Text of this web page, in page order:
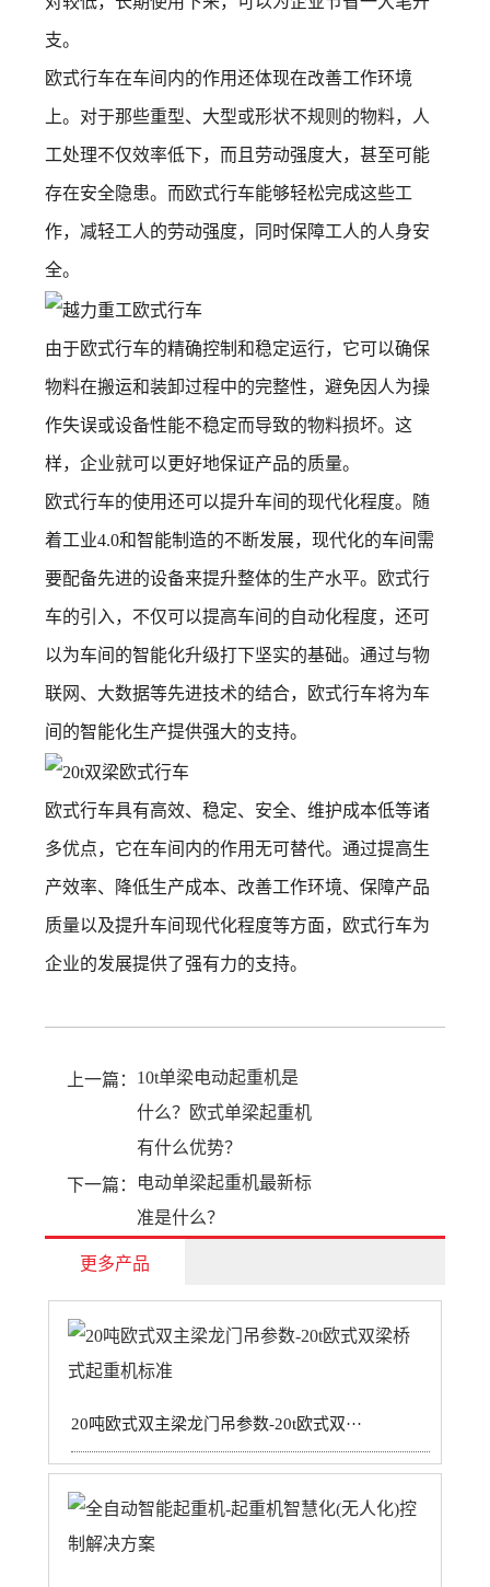
支。
欧式行车在车间内的作用还体现在改善工作环境
上。对于那些重型、大型或形状不规则的物料，人
工处理不仅效率低下，而且劳动强度大，甚至可能
存在安全隐患。而欧式行车能够轻松完成这些工
作，减轻工人的劳动强度，同时保障工人的人身安
全。
由于欧式行车的精确控制和稳定运行，它可以确保
物料在搬运和装卸过程中的完整性，避免因人为操
作失误或设备性能不稳定而导致的物料损坏。这
样，企业就可以更好地保证产品的质量。
欧式行车的使用还可以提升车间的现代化程度。随
着工业4.0和智能制造的不断发展，现代化的车间需
要配备先进的设备来提升整体的生产水平。欧式行
车的引入，不仅可以提高车间的自动化程度，还可
以为车间的智能化升级打下坚实的基础。通过与物
联网、大数据等先进技术的结合，欧式行车将为车
间的智能化生产提供强大的支持。
欧式行车具有高效、稳定、安全、维护成本低等诸
多优点，它在车间内的作用无可替代。通过提高生
产效率、降低生产成本、改善工作环境、保障产品
质量以及提升车间现代化程度等方面，欧式行车为
企业的发展提供了强有力的支持。
上一篇： 10t单梁电动起重机是
什么？欧式单梁起重机
有什么优势？
下一篇：
电动单梁起重机最新标
准是什么？
更多产品
20吨欧式双主梁龙门吊参数-20t欧式双···